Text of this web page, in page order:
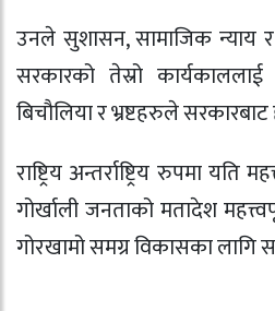
उनले सुशासन, सामाजिक न्याय
सरकारको तेस्रो
बिचौलिया र भ्रष्टहरुले
राष्ट्रिय अन्तर्राष्ट्रिय रुपमा यति
गोर्खाली जनताको मतादेश
गोरखामो समग्र विकासका लागि